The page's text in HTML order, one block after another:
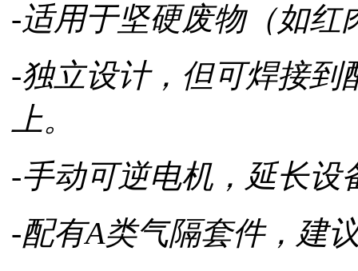
-适用于坚硬废物（如红
-独立设计，但可焊接到
上。
-手动可逆电机，延长设
-配有A类气隔套件，建